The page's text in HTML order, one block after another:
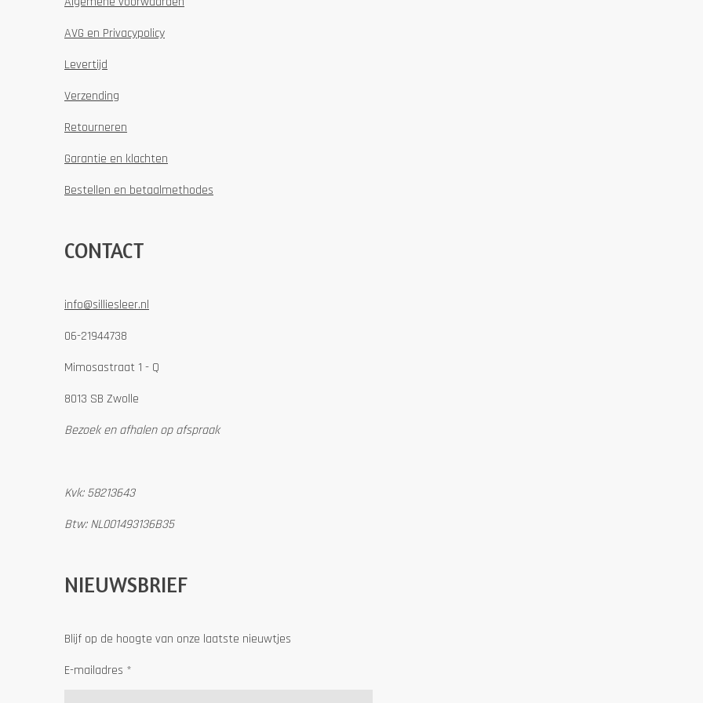
AVG en Privacypolicy
Levertijd
Verzending
Retourneren
Garantie en klachten
Bestellen en betaalmethodes
CONTACT
info@silliesleer.nl
06-21944738
Mimosastraat 1 - Q
8013 SB Zwolle
Bezoek en afhalen op afspraak
Kvk: 58213643
Btw: NL001493136B35
NIEUWSBRIEF
Blijf op de hoogte van onze laatste nieuwtjes
E-mailadres *